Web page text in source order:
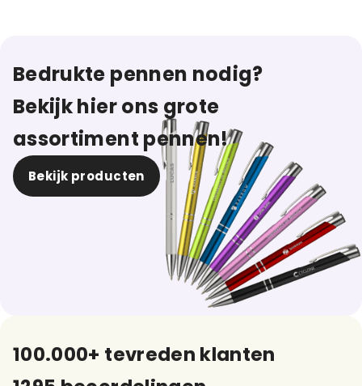
Bedrukte pennen nodig?
Bekijk hier ons grote
assortiment pennen!
Bekijk producten
100.000+ tevreden klanten